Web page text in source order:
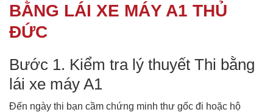
BẰNG LÁI XE MÁY A1 THỦ
ĐỨC
Bước 1. Kiểm tra lý thuyết Thi bằng
lái xe máy A1
Đến ngày thi bạn cầm chứng minh thư gốc đi hoặc hộ